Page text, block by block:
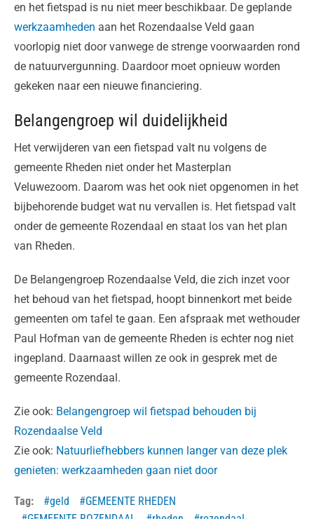
en het fietspad is nu niet meer beschikbaar. De geplande
werkzaamheden aan het Rozendaalse Veld gaan
voorlopig niet door vanwege de strenge voorwaarden rond
de natuurvergunning. Daardoor moet opnieuw worden
gekeken naar een nieuwe financiering.
Belangengroep wil duidelijkheid
Het verwijderen van een fietspad valt nu volgens de
gemeente Rheden niet onder het Masterplan
Veluwezoom. Daarom was het ook niet opgenomen in het
bijbehorende budget wat nu vervallen is. Het fietspad valt
onder de gemeente Rozendaal en staat los van het plan
van Rheden.
De Belangengroep Rozendaalse Veld, die zich inzet voor
het behoud van het fietspad, hoopt binnenkort met beide
gemeenten om tafel te gaan. Een afspraak met wethouder
Paul Hofman van de gemeente Rheden is echter nog niet
ingepland. Daarnaast willen ze ook in gesprek met de
gemeente Rozendaal.
Zie ook: Belangengroep wil fietspad behouden bij
Rozendaalse Veld
Zie ook: Natuurliefhebbers kunnen langer van deze plek
genieten: werkzaamheden gaan niet door
Tag: geld
GEMEENTE RHEDEN